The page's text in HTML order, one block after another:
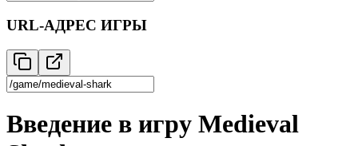
URL-АДРЕС ИГРЫ
Введение в игру Medieval